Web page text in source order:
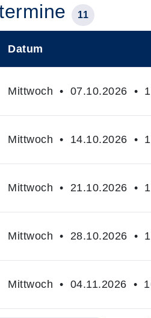
11
Datum
Mittwoch • 07.10.2026 •
Mittwoch • 14.10.2026 •
Mittwoch • 21.10.2026 •
Mittwoch • 28.10.2026 •
Mittwoch • 04.11.2026 •